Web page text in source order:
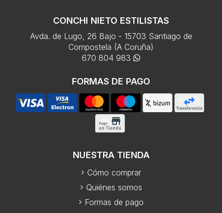
CONCHI NIETO ESTILISTAS
Avda. de Lugo, 26 Bajo - 15703 Santiago de
Compostela (A Coruña)
670 804 983
FORMAS DE PAGO
NUESTRA TIENDA
Cómo comprar
Quiénes somos
Formas de pago